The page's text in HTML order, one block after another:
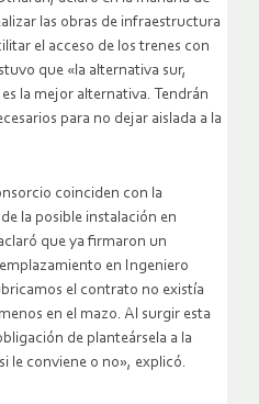
las obras de infraestructura
el acceso de los trenes con
que «la alternativa sur,
la mejor alternativa. Tendrán
para no dejar aislada a la
coinciden con la
la posible instalación en
que ya firmaron un
en Ingeniero
el contrato no existía
en el mazo. Al surgir esta
de planteársela a la
le conviene o no», explicó.